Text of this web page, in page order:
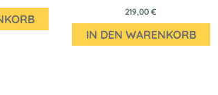
219,00 €
IN DEN WARENKORB